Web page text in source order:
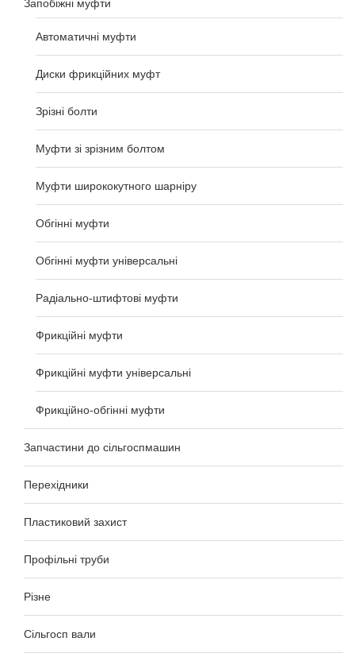
Запобіжні муфти
Автоматичні муфти
Диски фрикційних муфт
Зрізні болти
Муфти зі зрізним болтом
Муфти ширококутного шарніру
Обгінні муфти
Обгінні муфти універсальні
Радіально-штифтові муфти
Фрикційні муфти
Фрикційні муфти універсальні
Фрикційно-обгінні муфти
Запчастини до сільгоспмашин
Перехідники
Пластиковий захист
Профільні труби
Різне
Сільгосп вали